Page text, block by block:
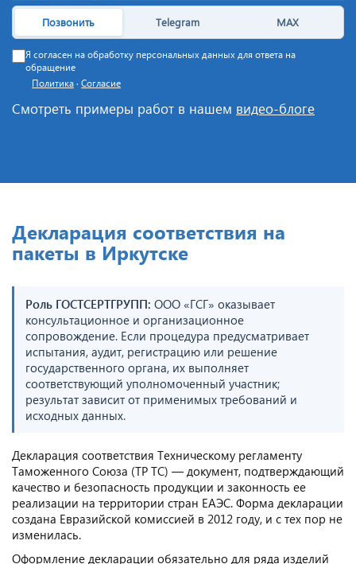
Позвонить Telegram MAX
Я согласен на обработку персональных данных для ответа на
обращение
Политика · Согласие
Смотреть примеры работ в нашем видео-блоге
Декларация соответствия на
пакеты в Иркутске
Роль ГОСТСЕРТГРУПП: ООО «ГСГ» оказывает
консультационное и организационное
сопровождение. Если процедура предусматривает
испытания, аудит, регистрацию или решение
государственного органа, их выполняет
соответствующий уполномоченный участник;
результат зависит от применимых требований и
исходных данных.
Декларация соответствия Техническому регламенту
Таможенного Союза (ТР ТС) — документ, подтверждающий
качество и безопасность продукции и законность ее
реализации на территории стран ЕАЭС. Форма декларации
создана Евразийской комиссией в 2012 году, и с тех пор не
изменилась.
Оформление декларации обязательно для ряда изделий